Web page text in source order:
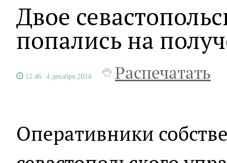
Двое
попались на
12:46 4 декабря 2024 Распечатать
Оперативники